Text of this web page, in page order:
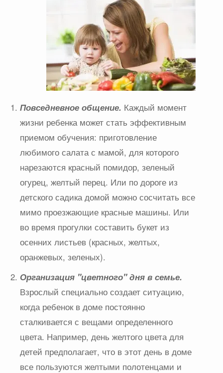
Повседневное общение. Каждый момент
жизни ребенка может стать эффективным
приемом обучения: приготовление
любимого салата с мамой, для которого
нарезаются красный помидор, зеленый
огурец, желтый перец. Или по дороге из
детского садика домой можно сосчитать все
мимо проезжающие красные машины. Или
во время прогулки составить букет из
осенних листьев (красных, желтых,
оранжевых, зеленых).
Организация "цветного" дня в семье.
Взрослый специально создает ситуацию,
когда ребенок в доме постоянно
сталкивается с вещами определенного
цвета. Например, день желтого цвета для
детей предполагает, что в этот день в доме
все пользуются желтыми полотенцами и